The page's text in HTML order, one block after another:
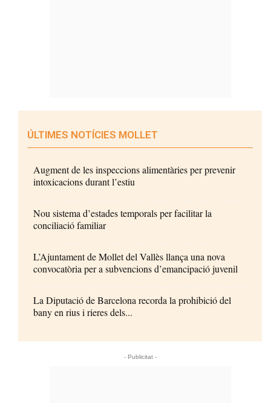
ÚLTIMES NOTÍCIES MOLLET
Augment de les inspeccions alimentàries per prevenir
intoxicacions durant l’estiu
Nou sistema d’estades temporals per facilitar la
conciliació familiar
L’Ajuntament de Mollet del Vallès llança una nova
convocatòria per a subvencions d’emancipació juvenil
La Diputació de Barcelona recorda la prohibició del
bany en rius i rieres dels...
- Publicitat -